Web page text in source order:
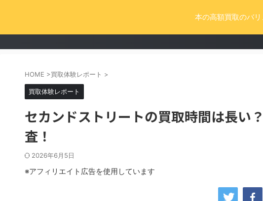
本の高額買取のバ
HOME >買取体験レポート >
買取体験レポート
セカンドストリートの買取時間は長い
査！
2026年6月5日
※アフィリエイト広告を使用しています